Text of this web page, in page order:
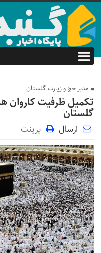
مدیر حج و زیارت گلستان
تکمیل ظرفیت
گلستان
ارسال پرینت